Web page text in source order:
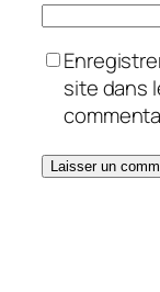
site dans